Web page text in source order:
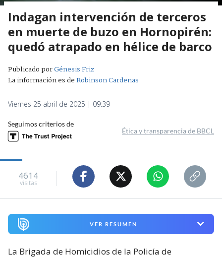
Indagan intervención de terceros
en muerte de buzo en Hornopirén:
quedó atrapado en hélice de barco
Publicado porGénesis Friz
La información es deRobinson Cardenas
Viernes 25 abril de 2025 | 09:39
Seguimos criterios de
Ética y transparencia de BBCL
4614
visitas
VER RESUMEN
La Brigada de Homicidios de la Policía de